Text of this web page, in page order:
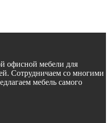
офисной мебели для
Сотрудничаем со многими
мебель самого